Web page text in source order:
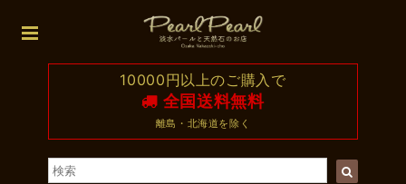
10000円以上のご購入で
全国送料無料
離島・北海道を除く